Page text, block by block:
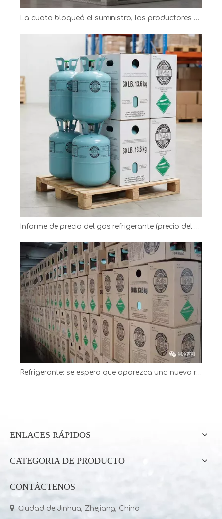
La cuota bloqueó el suministro, los productores de refrigerantes obtienen mejores ganancias
Informe de precio del gas refrigerante (precio del gas R22 R134a R125)
Refrigerante: se espera que aparezca una nueva ronda de aumentos de precios
ENLACES RÁPIDOS
CATEGORIA DE PRODUCTO
CONTÁCTENOS
 Ciudad de Jinhua, Zhejiang, China